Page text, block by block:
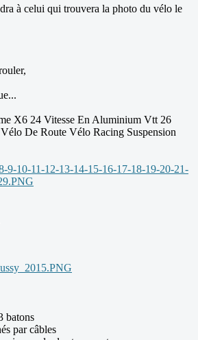
à celui qui trouvera la photo du vélo le
X6 24 Vitesse En Aluminium Vtt 26
De Route Vélo Racing Suspension
batons
par câbles